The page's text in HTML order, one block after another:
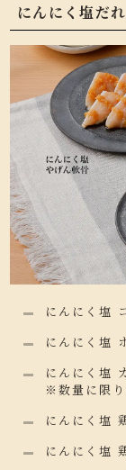
にんにく塩だれ
にんにく塩
にんにく塩
にんにく塩
※数量に限り
にんにく塩
にんにく塩